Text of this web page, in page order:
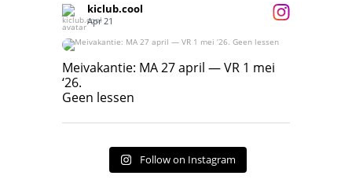
kiclub.cool
Apr 21
Meivakantie: MA 27 april — VR 1 mei ‘26.
Geen lessen
Meivakantie: MA 27 april — VR 1 mei
‘26.
Geen lessen
Follow on Instagram